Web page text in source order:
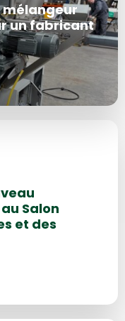
mélangeur
un fabricant
Salon
et des